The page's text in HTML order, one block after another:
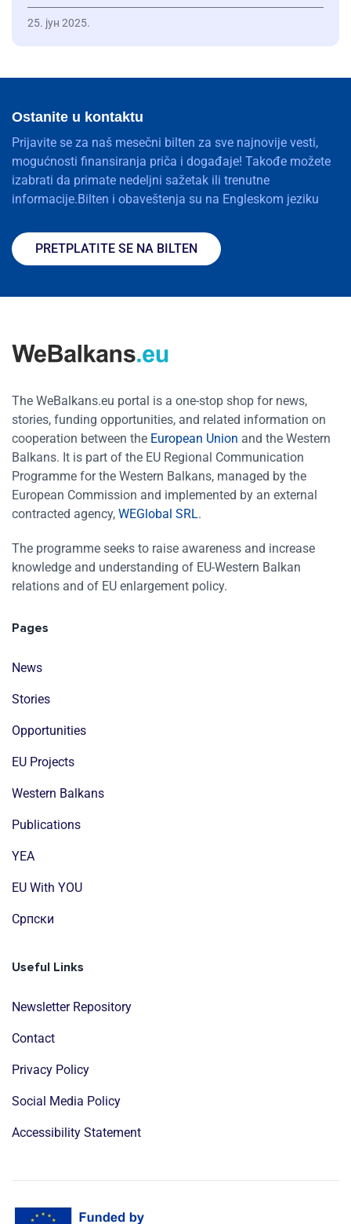
25. јун 2025.
Ostanite u kontaktu
Prijavite se za naš mesečni bilten za sve najnovije vesti,
mogućnosti finansiranja priča i događaje! Takođe možete
izabrati da primate nedeljni sažetak ili trenutne
informacije.Bilten i obaveštenja su na Engleskom jeziku
PRETPLATITE SE NA BILTEN
The WeBalkans.eu portal is a one-stop shop for news,
stories, funding opportunities, and related information on
cooperation between the European Union and the Western
Balkans. It is part of the EU Regional Communication
Programme for the Western Balkans, managed by the
European Commission and implemented by an external
contracted agency, WEGlobal SRL.
The programme seeks to raise awareness and increase
knowledge and understanding of EU-Western Balkan
relations and of EU enlargement policy.
Pages
News
Stories
Opportunities
EU Projects
Western Balkans
Publications
YEA
EU With YOU
Cрпски
Useful Links
Newsletter Repository
Contact
Privacy Policy
Social Media Policy
Accessibility Statement